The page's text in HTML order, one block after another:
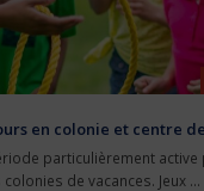
en colonie et centre
particulièrement
de vacances. Jeux ...